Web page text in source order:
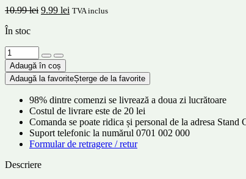
10.99lei Prețul
10.99 lei.
9.99 lei Prețul
TVA inclus
În stoc
Cantitate
Paste
Spaghetti
2
Adaugă în coș
Adaugă la favoriteȘterge de la favorite
98% dintre comenzi se livrează a doua zi lucrătoare
Costul de livrare este de 20 lei
Comanda se poate ridica și personal de la adresa
Suport telefonic la numărul 0701 002 000
Formular de retragere / retur
Descriere